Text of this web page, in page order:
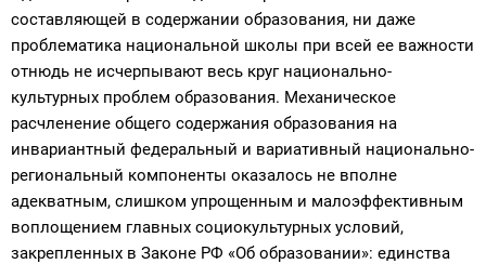
составляющей в содержании образования, ни даже
проблематика национальной школы при всей ее важности
отнюдь не исчерпывают весь круг национально-
культурных проблем образования. Механическое
расчленение общего содержания образования на
инвариантный федеральный и вариативный национально-
региональный компоненты оказалось не вполне
адекватным, слишком упрощенным и малоэффективным
воплощением главных социокультурных условий,
закрепленных в Законе РФ «Об образовании»: единства